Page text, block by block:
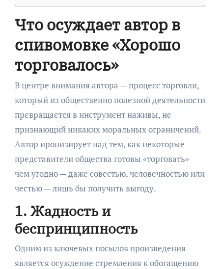
Что осуждает автор в
спивомовке «Хорошо
торговалось»
В центре внимания автора — процесс торговли,
который из общественно полезной деятельности
превращается в инструмент наживы, не
признающий никаких моральных ограничений.
Автор иронизирует над тем, как некоторые
представители общества готовы «торговать»
чем угодно — даже совестью, человечностью или
честью — лишь бы получить выгоду.
1. Жадность и
беспринципность
Одним из ключевых посылов произведения
является осуждение стремления к обогащению